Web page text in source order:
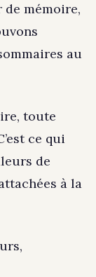
mémoire,
au
toute
ce qui
de
à la